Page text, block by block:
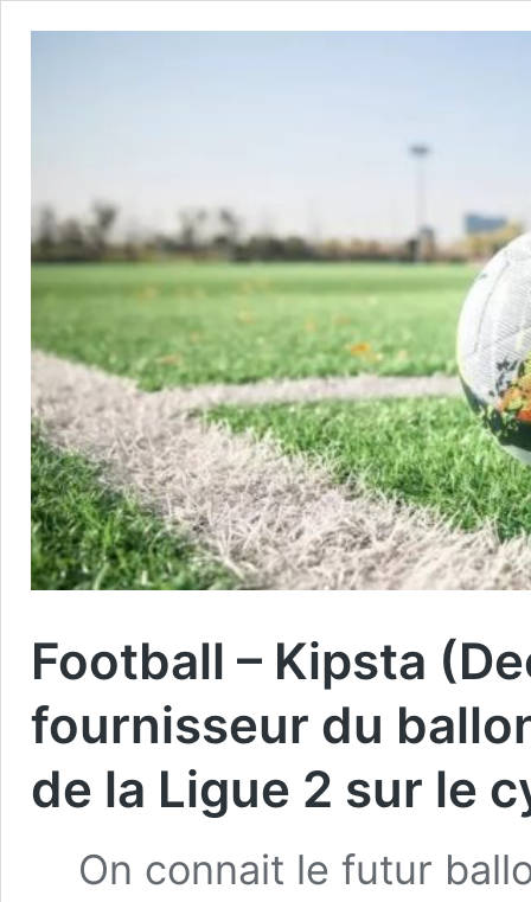
Football – Kipsta
fournisseur du
de la Ligue 2 sur le
On connait le futur